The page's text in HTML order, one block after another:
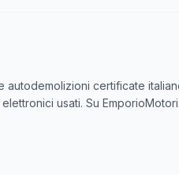
certificate
usati. Su